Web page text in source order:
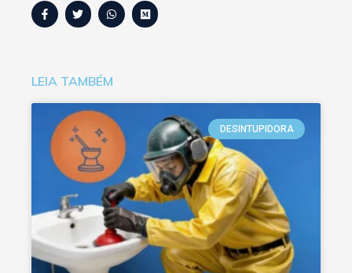
LEIA TAMBÉM
DESINTUPIDORA